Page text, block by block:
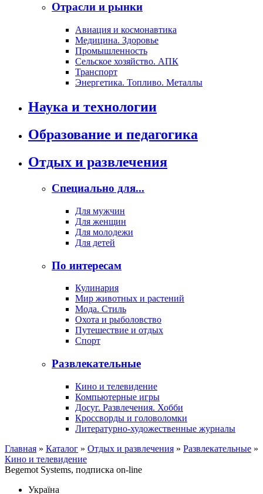
Отрасли и рынки
Авиация и космонавтика
Медицина. Здоровье
Промышленность
Сельское хозяйство. АПК
Транспорт
Энергетика. Топливо. Металлы
Наука и технологии
Образование и педагогика
Отдых и развлечения
Специально для...
Для мужчин
Для женщин
Для молодежи
Для детей
По интересам
Кулинария
Мир животных и растений
Мода. Стиль
Охота и рыболовство
Путешествие и отдых
Спорт
Развлекательные
Кино и телевидение
Компьютерные игры
Досуг. Развлечения. Хобби
Кроссворды и головоломки
Литературно-художественные журналы
Главная » Каталог » Отдых и развлечения » Развлекательные »
Кино и телевидение
Begemot Systems, подписка on-line
Україна